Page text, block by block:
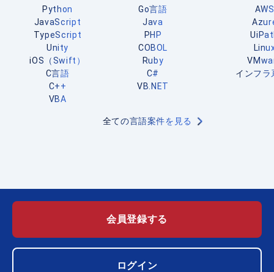
Python
Go言語
JavaScript
Java
TypeScript
PHP
Unity
COBOL
iOS（Swift）
Ruby
C言語
C#
C++
VB.NET
VBA
全ての言語案件を見る
AWS
インフラ
会員登録する
ログイン